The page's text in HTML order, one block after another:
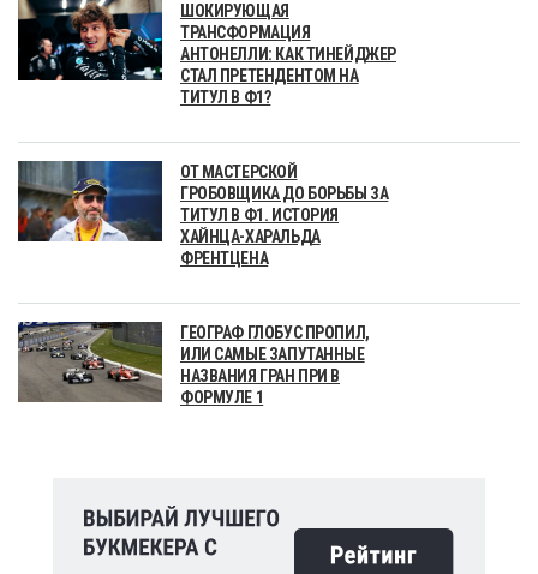
ШОКИРУЮЩАЯ
ТРАНСФОРМАЦИЯ
АНТОНЕЛЛИ: КАК ТИНЕЙДЖЕР
СТАЛ ПРЕТЕНДЕНТОМ НА
ТИТУЛ В Ф1?
ОТ МАСТЕРСКОЙ
ГРОБОВЩИКА ДО БОРЬБЫ ЗА
ТИТУЛ В Ф1. ИСТОРИЯ
ХАЙНЦА-ХАРАЛЬДА
ФРЕНТЦЕНА
ГЕОГРАФ ГЛОБУС ПРОПИЛ,
ИЛИ САМЫЕ ЗАПУТАННЫЕ
НАЗВАНИЯ ГРАН ПРИ В
ФОРМУЛЕ 1